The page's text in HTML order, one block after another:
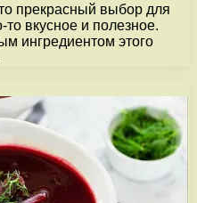
прекрасный выбор для
то вкусное и полезное.
ингредиентом этого